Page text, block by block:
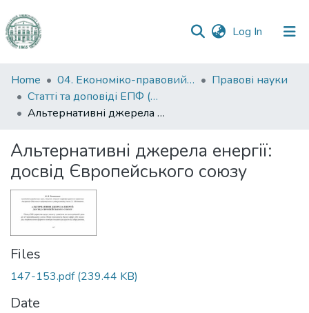
Log In (current)
Communities
&
Collections
Statistics
Home 04. Економіко-правовий факультет
Правові науки
Статті та доповіді ЕПФ (Правові науки)
Альтернативні джерела енергії: досвід Європейського союзу
Альтернативні джерела енергії:
досвід Європейського союзу
Files
147-153.pdf(239.44 KB)
Date